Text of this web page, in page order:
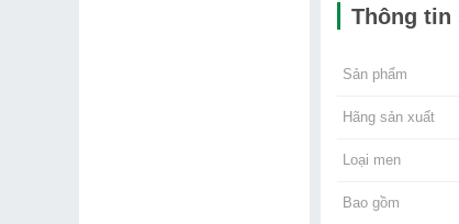
Thông tin
Sản phẩm
Hãng sản xuất
Loại men
Bao gồm